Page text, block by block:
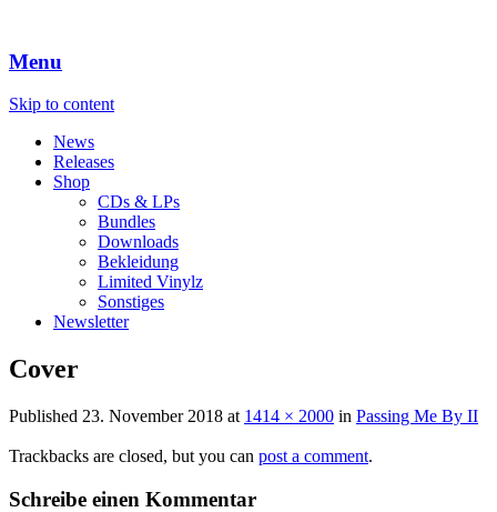
Menu
Skip to content
News
Releases
Shop
CDs & LPs
Bundles
Downloads
Bekleidung
Limited Vinylz
Sonstiges
Newsletter
Cover
Published 23. November 2018 at 1414 × 2000 in Passing Me By II
Trackbacks are closed, but you can post a comment.
Schreibe einen Kommentar